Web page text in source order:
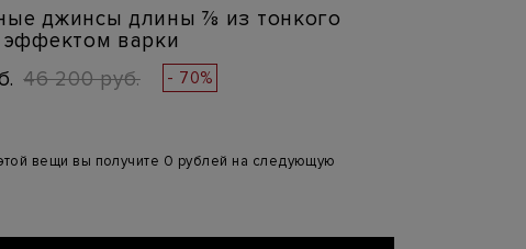
джинсы длины ⅞ из тонкого
варки
46 200 руб. - 70%
вещи вы получите 0 рублей на следующую